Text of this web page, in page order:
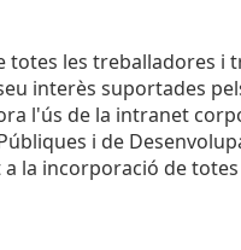
les treballadores i
interès suportades
l'ús de la intranet
i de
la incorporació de